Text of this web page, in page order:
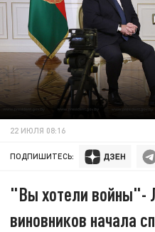
22 ИЮЛЯ 08:16
ПОДПИШИТЕСЬ:
"Вы хотели войны"-
виновников начала